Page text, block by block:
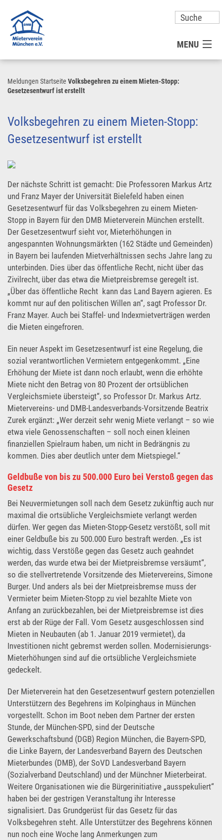
MENU
PRESSE
KONTAKT
UNSER SERVICE FÜR SIE
Meldungen Startseite Volksbegehren zu einem Mieten-Stopp:
Gesetzesentwurf ist erstellt
Volksbegehren zu einem Mieten-Stopp:
Gesetzesentwurf ist erstellt
Der nächste Schritt ist gemacht: Die Professoren Markus Artz
und Franz Mayer der Universität Bielefeld haben einen
Gesetzesentwurf für das Volksbegehren zu einem Mieten-
Stopp in Bayern für den DMB Mieterverein München erstellt.
Der Gesetzesentwurf sieht vor, Mieterhöhungen in
angespannten Wohnungsmärkten (162 Städte und Gemeinden)
in Bayern bei laufenden Mietverhältnissen sechs Jahre lang zu
unterbinden. Dies über das öffentliche Recht, nicht über das
Zivilrecht, über das etwa die Mietpreisbremse geregelt ist.
„Über das öffentliche Recht kann das Land Bayern agieren. Es
kommt nur auf den politischen Willen an“, sagt Professor Dr.
Franz Mayer. Auch bei Staffel- und Indexmietverträgen werden
die Mieten eingefroren.
Ein neuer Aspekt im Gesetzesentwurf ist eine Regelung, die
sozial verantwortlichen Vermietern entgegenkommt. „Eine
Erhöhung der Miete ist dann noch erlaubt, wenn die erhöhte
Miete nicht den Betrag von 80 Prozent der ortsüblichen
Vergleichsmiete übersteigt“, so Professor Dr. Markus Artz.
Mietervereins- und DMB-Landesverbands-Vorsitzende Beatrix
Zurek ergänzt: „Wer derzeit sehr wenig Miete verlangt – so wie
etwa viele Genossenschaften – soll noch einen kleinen
finanziellen Spielraum haben, um nicht in Bedrängnis zu
kommen. Dies aber deutlich unter dem Mietspiegel.“
Geldbuße von bis zu 500.000 Euro bei Verstoß gegen das
Gesetz
Bei Neuvermietungen soll nach dem Gesetz zukünftig auch nur
maximal die ortsübliche Vergleichsmiete verlangt werden
dürfen. Wer gegen das Mieten-Stopp-Gesetz verstößt, soll mit
einer Geldbuße bis zu 500.000 Euro bestraft werden. „Es ist
wichtig, dass Verstöße gegen das Gesetz auch geahndet
werden, das wurde etwa bei der Mietpreisbremse versäumt“,
so die stellvertretende Vorsitzende des Mietervereins, Simone
Burger. Und anders als bei der Mietpreisbremse muss der
Vermieter beim Mieten-Stopp zu viel bezahlte Miete von
Anfang an zurückbezahlen, bei der Mietpreisbremse ist dies
erst ab der Rüge der Fall. Vom Gesetz ausgeschlossen sind
Mieten in Neubauten (ab 1. Januar 2019 vermietet), da
Investitionen nicht gebremst werden sollen. Modernisierungs-
Mieterhöhungen sind auf die ortsübliche Vergleichsmiete
gedeckelt.
Der Mieterverein hat den Gesetzesentwurf gestern potenziellen
Unterstützern des Begehrens im Kolpinghaus in München
vorgestellt. Schon im Boot neben dem Partner der ersten
Stunde, der München-SPD, sind der Deutsche
Gewerkschaftsbund (DGB) Region München, die Bayern-SPD,
die Linke Bayern, der Landesverband Bayern des Deutschen
Mieterbundes (DMB), der SoVD Landesverband Bayern
(Sozialverband Deutschland) und der Münchner Mieterbeirat.
Weitere Organisationen wie die Bürgerinitiative „ausspekuliert“
haben bei der gestrigen Veranstaltung ihr Interesse
signalisiert. Das Grundgerüst für das Gesetz für das
Volksbegehren steht. Alle Unterstützer des Begehrens können
nun noch eine Woche lang Anmerkungen zum